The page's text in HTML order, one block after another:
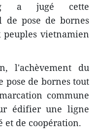
a jugé cette
de pose de bornes
vietnamien
l'achèvement du
de bornes tout
commune
édifier une ligne
de coopération.